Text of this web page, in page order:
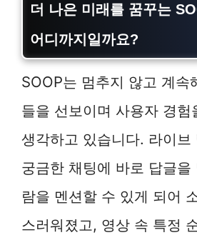
더 나은 미래를 꿈꾸는
어디까지일까요?
SOOP는 멈추지 않고 계속
들을 선보이며 사용자 경험
생각하고 있습니다. 라이브
궁금한 채팅에 바로 답글
람을 멘션할 수 있게 되어
스러워졌고, 영상 속 특정